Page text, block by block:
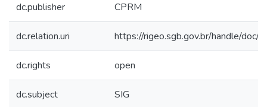
dc.publisher CPRM
dc.relation.uri https://rigeo.sgb.gov.br/handle/doc/
dc.rights open
dc.subject SIG